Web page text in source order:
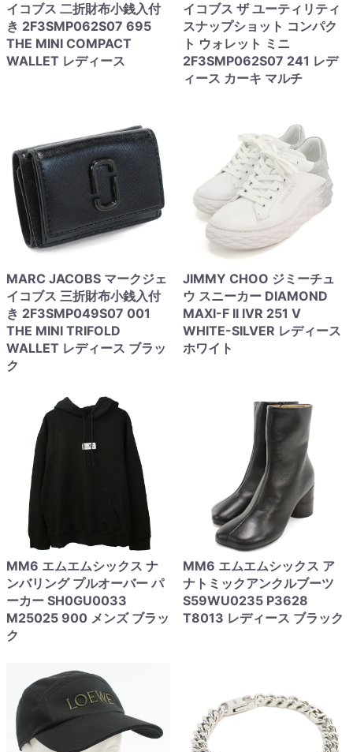
イコブス 二折財布小銭入付
き 2F3SMP062S07 695
THE MINI COMPACT
WALLET レディース
イコブス ザ ユーティリティ
スナップショット コンパク
ト ウォレット ミニ
2F3SMP062S07 241 レデ
ィース カーキ マルチ
MARC JACOBS マークジェ
イコブス 三折財布小銭入付
き 2F3SMP049S07 001
THE MINI TRIFOLD
WALLET レディース ブラッ
ク
JIMMY CHOO ジミーチュ
ウ スニーカー DIAMOND
MAXI-F II IVR 251 V
WHITE-SILVER レディース
ホワイト
MM6 エムエムシックス ナ
ンバリング プルオーバー パ
ーカー SH0GU0033
M25025 900 メンズ ブラッ
ク
MM6 エムエムシックス ア
ナトミックアンクルブーツ
S59WU0235 P3628
T8013 レディース ブラック